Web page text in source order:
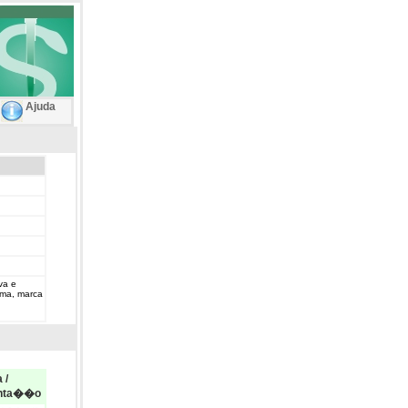
Ajuda
e
marca
/